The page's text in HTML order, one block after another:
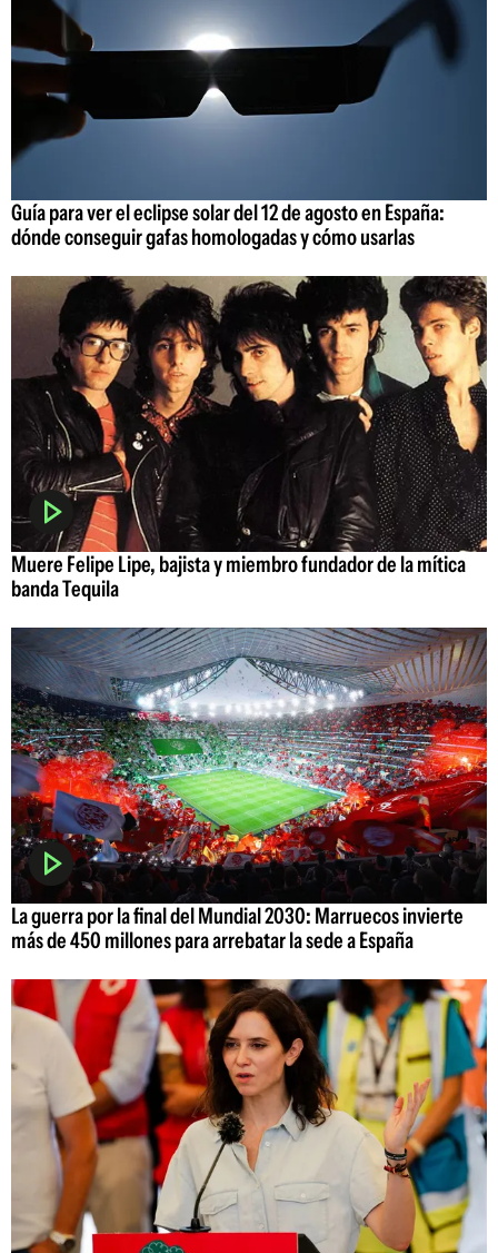
Guía para ver el eclipse solar del 12 de agosto en España:
dónde conseguir gafas homologadas y cómo usarlas
Muere Felipe Lipe, bajista y miembro fundador de la mítica
banda Tequila
La guerra por la final del Mundial 2030: Marruecos invierte
más de 450 millones para arrebatar la sede a España